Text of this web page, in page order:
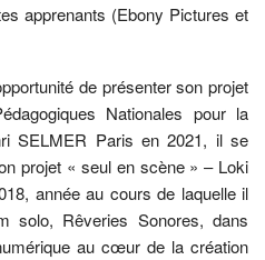
apprenants (Ebony Pictures et
de présenter son projet
Nationales pour la
SELMER Paris en 2021, il se
projet « seul en scène » – Loki
année au cours de laquelle il
solo, Rêveries Sonores, dans
au cœur de la création